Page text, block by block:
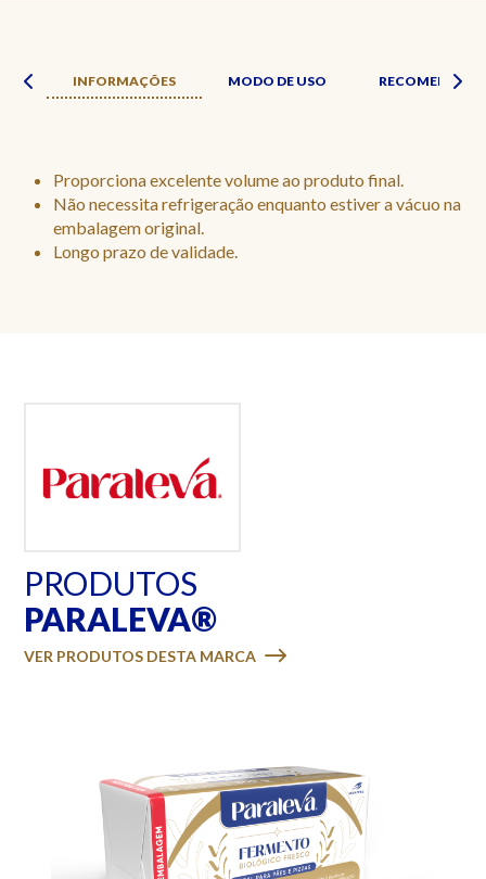
INFORMAÇÕES MODO DE USO
Proporciona excelente volume ao produto final.
Não necessita refrigeração enquanto estiver a vácuo na
embalagem original.
Longo prazo de validade.
PRODUTOS
PARALEVA®
VER PRODUTOS DESTA MARCA